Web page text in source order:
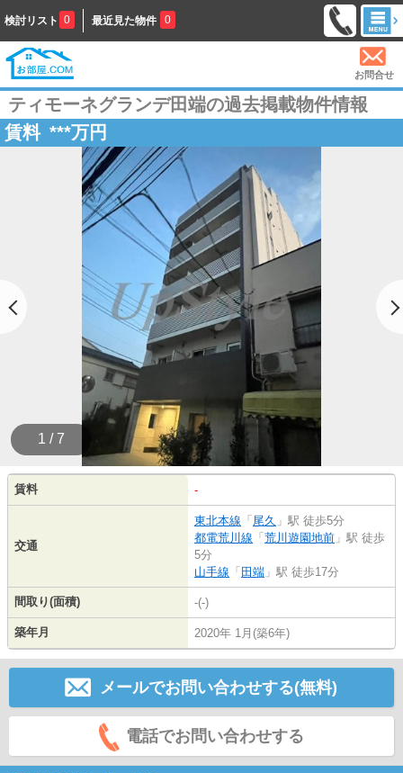
検討リスト 0 最近見た物件 0
お問合せ
ティモーネグランデ田端の過去掲載物件情報
賃料 ***万円
1 / 7
賃料 -
交通
東北本線 「 尾久 」駅 徒歩5分
都電荒川線 「 荒川遊園地前 」駅 徒歩
5分
山手線 「 田端 」駅 徒歩17分
間取り(面積) -(-)
築年月 2020年 1月(築6年)
メールでお問い合わせする(無料)
電話でお問い合わせする